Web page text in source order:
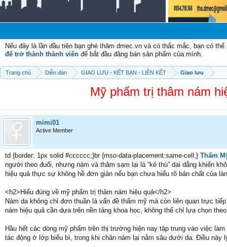
Nếu đây là lần đầu tiên bạn ghé thăm dmec.vn và có thắc mắc, bạn có
để trở thành thành viên để bắt đầu đăng bán sản phẩm của mình.
Trang chủ Diễn đàn GIAO LƯU - KẾT BẠN - LIÊN KẾT Giao lưu
Mỹ phẩm trị thâm nám
mimi01
Active Member
td {border: 1px solid #cccccc;}br {mso-data-placement:same-cell;} Thẩm
người theo đuổi, nhưng nám và thâm sạm lại là “kẻ thù” dai dẳng khiến
hiệu quả thực sự không hề đơn giản nếu bạn chưa hiểu rõ bản chất của
<h2>Hiểu đúng về mỹ phẩm trị thâm nám hiệu quả</h2>
Nám da không chỉ đơn thuần là vấn đề thẩm mỹ mà còn liên quan trực
nám hiệu quả cần dựa trên nền tảng khoa học, không thể chỉ lựa chọn
Hầu hết các dòng mỹ phẩm trên thị trường hiện nay tập trung vào việc
tác động ở lớp biểu bì, trong khi chân nám lại nằm sâu dưới da. Điều